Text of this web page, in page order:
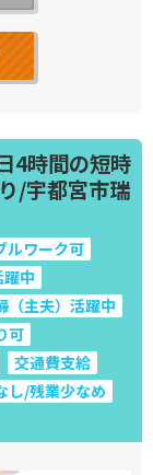
4時間の短時
/宇都宮市瑞
ルワーク可
躍中
（主夫）活躍中
可
交通費支給
し/残業少なめ